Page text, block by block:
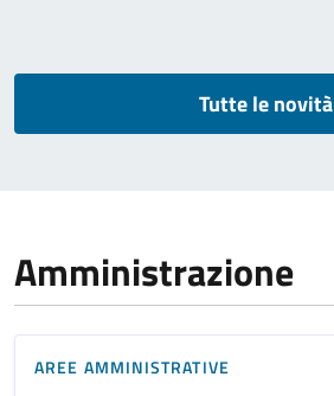
Tutte le novità
Amministrazione
AREE AMMINISTRATIVE